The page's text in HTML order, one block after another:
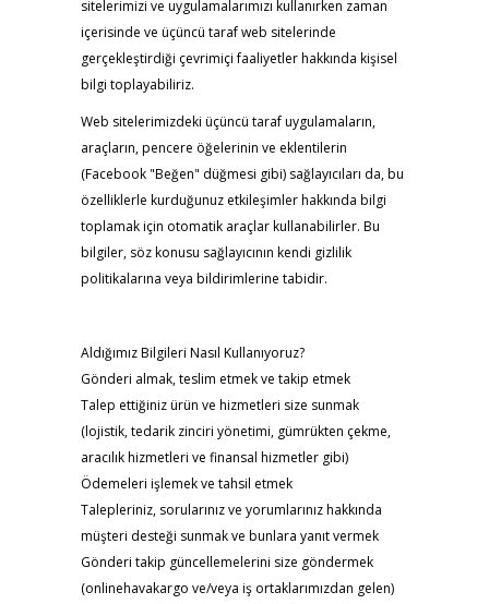
sitelerimizi ve uygulamalarımızı kullanırken zaman
içerisinde ve üçüncü taraf web sitelerinde
gerçekleştirdiği çevrimiçi faaliyetler hakkında kişisel
bilgi toplayabiliriz.
Web sitelerimizdeki üçüncü taraf uygulamaların,
araçların, pencere öğelerinin ve eklentilerin
(Facebook "Beğen" düğmesi gibi) sağlayıcıları da, bu
özelliklerle kurduğunuz etkileşimler hakkında bilgi
toplamak için otomatik araçlar kullanabilirler. Bu
bilgiler, söz konusu sağlayıcının kendi gizlilik
politikalarına veya bildirimlerine tabidir.
Aldığımız Bilgileri Nasıl Kullanıyoruz?
Gönderi almak, teslim etmek ve takip etmek
Talep ettiğiniz ürün ve hizmetleri size sunmak
(lojistik, tedarik zinciri yönetimi, gümrükten çekme,
aracılık hizmetleri ve finansal hizmetler gibi)
Ödemeleri işlemek ve tahsil etmek
Talepleriniz, sorularınız ve yorumlarınız hakkında
müşteri desteği sunmak ve bunlara yanıt vermek
Gönderi takip güncellemelerini size göndermek
(onlinehavakargo ve/veya iş ortaklarımızdan gelen)